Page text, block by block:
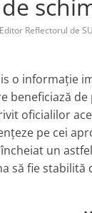
Editor Reflectorul de
o informație
beneficiază
oficialilor
pe cei
un
să fie stabilită